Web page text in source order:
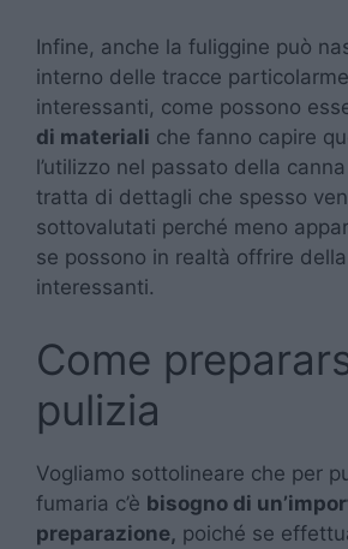
Infine, anche la fuliggine può
interno delle tracce
interessanti, come possono
di materiali che fanno capire
l’utilizzo nel passato della
tratta di dettagli che spesso
sottovalutati perché meno
se possono in realtà offrire
interessanti.
Come
pulizia
Vogliamo sottolineare che per
fumaria c’è bisogno di
preparazione, poiché se